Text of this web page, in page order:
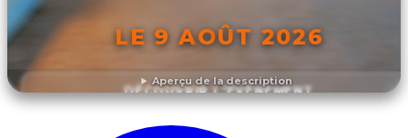
Aperçu de la description
LE 9 AOÛT 2026
DÉCOUVRIR L'ÉVÉNEMENT